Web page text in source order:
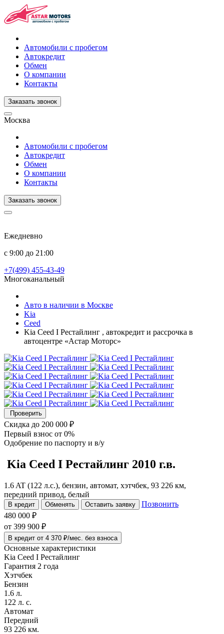
Автомобили с пробегом
Автокредит
Обмен
О компании
Контакты
Заказать звонок
Москва
Автомобили с пробегом
Автокредит
Обмен
О компании
Контакты
Заказать звонок
Ежедневно
с 9:00 до 21:00
+7(499) 455-43-49
Многоканальный
Авто в наличии в Москве
Kia
Ceed
Kia Ceed I Рестайлинг , автокредит и рассрочка в
автоцентре «Астар Моторс»
Проверить
Скидка до 200 000 ₽
Первый взнос от 0%
Одобрение по паспорту и в/у
Kia Ceed I Рестайлинг 2010 г.в.
1.6 AT (122 л.с.), бензин, автомат, хэтчбек, 93 226 км,
передний привод, белый
В кредит Обменять Оставить заявку
Позвонить
480 000 ₽
от 399 900 ₽
В кредит от 4 370 ₽/мес. без взноса
Основные характеристики
Kia Ceed I Рестайлинг
Гарантия 2 года
Хэтчбек
Бензин
1.6 л.
122 л. с.
Автомат
Передний
93 226 км.